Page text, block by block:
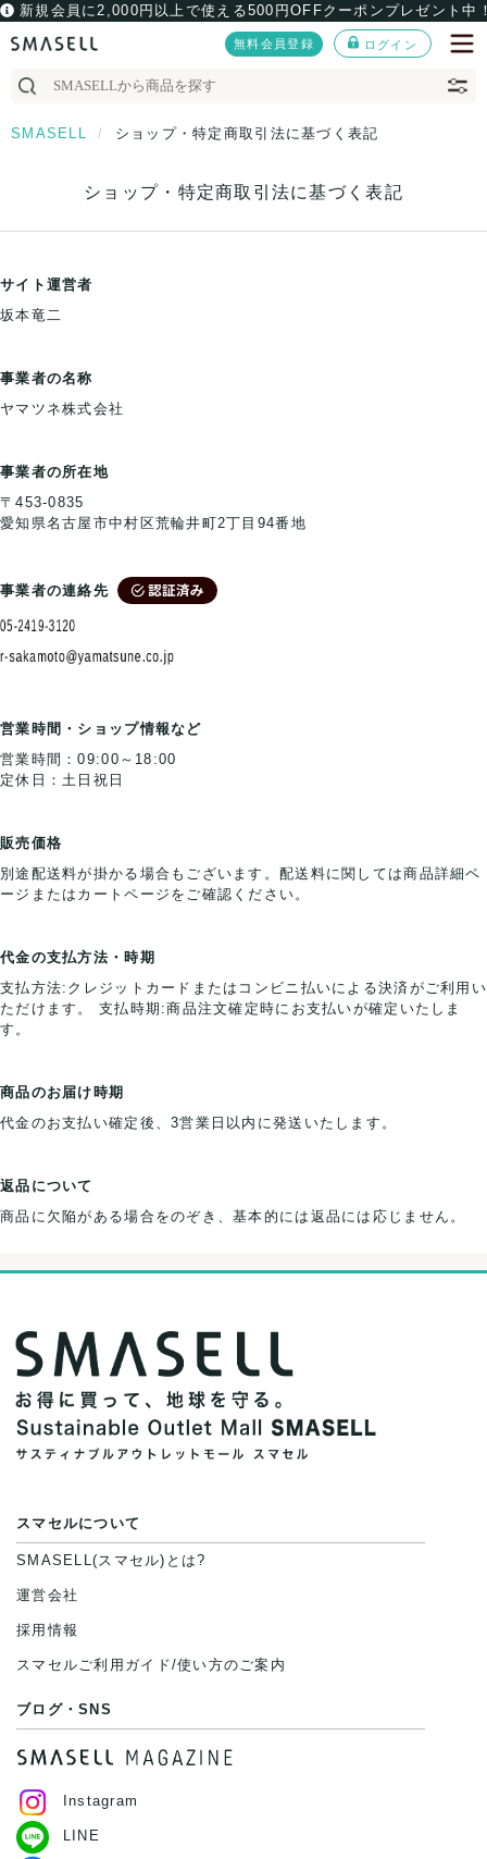
新規会員に2,000円以上で使える500円OFFクーポンプレゼント中
無料会員登録 ログイン
SMASELL ショップ・特定商取引法に基づく表記
ショップ・特定商取引法に基づく表記
サイト運営者
坂本竜二
事業者の名称
ヤマツネ株式会社
事業者の所在地
〒453-0835
愛知県名古屋市中村区荒輪井町2丁目94番地
事業者の連絡先
営業時間・ショップ情報など
営業時間：09:00～18:00
定休日：土日祝日
販売価格
別途配送料が掛かる場合もございます。配送料に関しては商品詳細ペ
ージまたはカートページをご確認ください。
代金の支払方法・時期
支払方法:クレジットカードまたはコンビニ払いによる決済がご利用い
ただけます。 支払時期:商品注文確定時にお支払いが確定いたしま
す。
商品のお届け時期
代金のお支払い確定後、3営業日以内に発送いたします。
返品について
商品に欠陥がある場合をのぞき、基本的には返品には応じません。
スマセルについて
SMASELL(スマセル)とは?
運営会社
採用情報
スマセルご利用ガイド/使い方のご案内
ブログ・SNS
Instagram
LINE